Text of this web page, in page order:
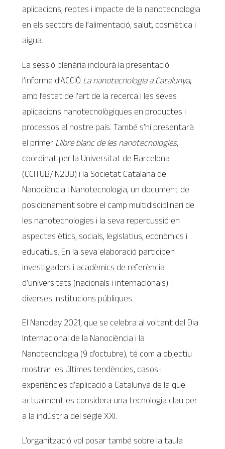
aplicacions, reptes i impacte de la nanotecnologia
en els sectors de l’alimentació, salut, cosmètica i
aigua.
La sessió plenària inclourà la presentació
l’informe d’ACCIÓ La nanotecnologia a Catalunya,
amb l’estat de l’art de la recerca i les seves
aplicacions nanotecnològiques en productes i
processos al nostre país. També s’hi presentarà
el primer Llibre blanc de les nanotecnologies,
coordinat per la Universitat de Barcelona
(CCITUB/IN2UB) i la Societat Catalana de
Nanociència i Nanotecnologia, un document de
posicionament sobre el camp multidisciplinari de
les nanotecnologies i la seva repercussió en
aspectes ètics, socials, legislatius, econòmics i
educatius. En la seva elaboració participen
investigadors i acadèmics de referència
d’universitats (nacionals i internacionals) i
diverses institucions públiques.
El Nanoday 2021, que se celebra al voltant del Dia
Internacional de la Nanociència i la
Nanotecnologia (9 d’octubre), té com a objectiu
mostrar les últimes tendències, casos i
experiències d’aplicació a Catalunya de la que
actualment es considera una tecnologia clau per
a la indústria del segle XXI.
L’organització vol posar també sobre la taula